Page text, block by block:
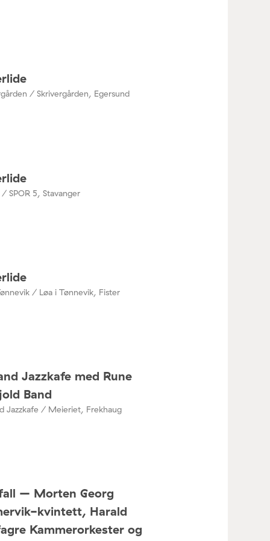
/ Skrivergården, Egersund
SPOR 5, Stavanger
/ Løa i Tønnevik, Fister
Jazzkafe med Rune
Band
Jazzkafe / Meieriet, Frekhaug
– Morten Georg
kvintett, Harald
Kammerorkester og